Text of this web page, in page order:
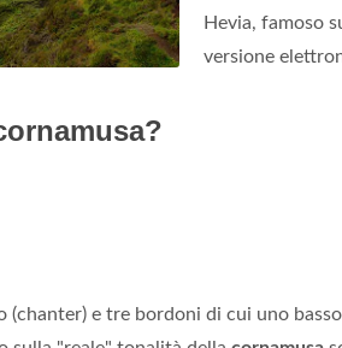
Hevia, famoso
versione
(chanter) e tre bordoni di cui uno